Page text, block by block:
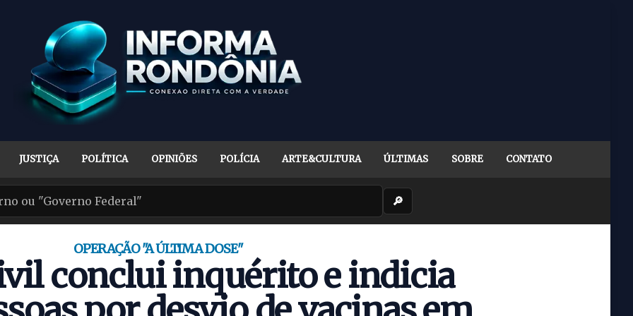
JUSTIÇA POLÍTICA OPINIÕES POLÍCIA ARTE&CULTURA ÚLTIMAS SOBRE CONTATO
🔎
OPERAÇÃO "A ÚLTIMA DOSE"
conclui inquérito e indicia